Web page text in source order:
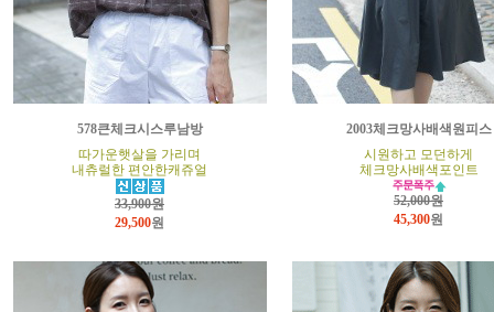
578큰체크시스루남방
따가운햇살을 가리며
내츄럴한 편안한캐쥬얼
33,900원
29,500원
2003체크망사배색원피스
시원하고 모던하게
체크망사배색포인트
52,000원
45,300원